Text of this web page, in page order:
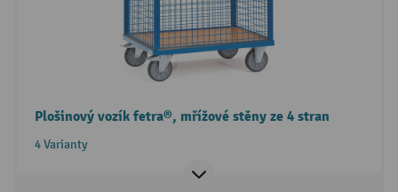
Plošinový vozík fetra®, mřížové stěny ze 4 stran
4 Varianty